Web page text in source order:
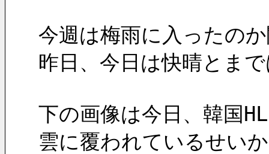
今週は梅雨に入ったの
昨日、今日は快晴とま
下の画像は今日、韓国
雲に覆われているせい